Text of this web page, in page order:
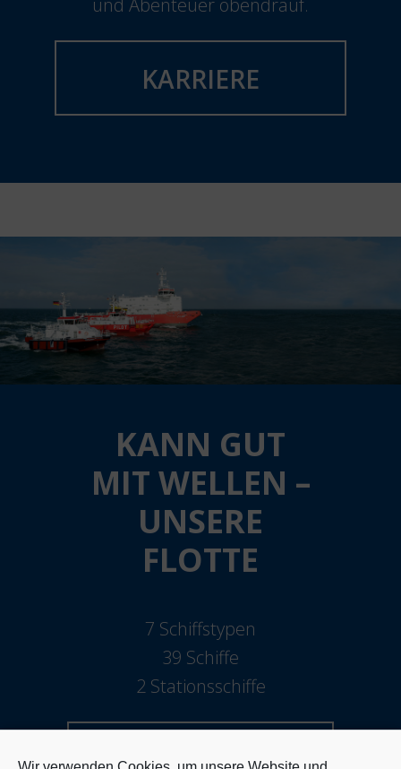
KARRIERE
KANN GUT
MIT WELLEN –
UNSERE
FLOTTE
7 Schiffstypen
39 Schiffe
2 Stationsschiffe
FLOTTE